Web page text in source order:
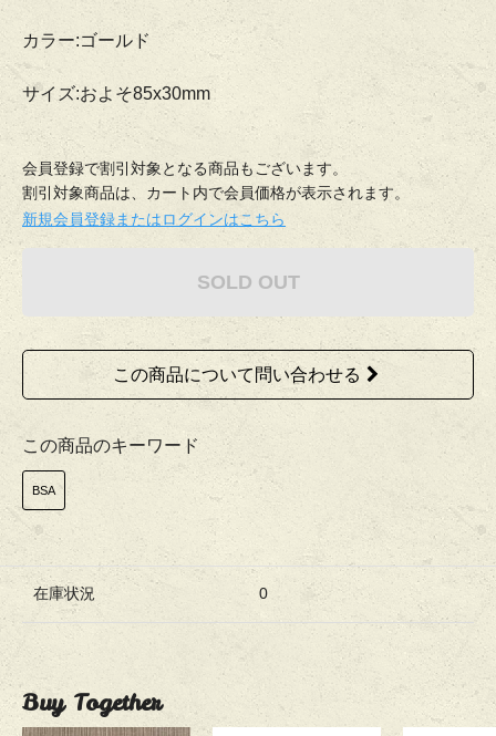
カラー:ゴールド
サイズ:およそ85x30mm
会員登録で割引対象となる商品もございます。
割引対象商品は、カート内で会員価格が表示されます。
新規会員登録またはログインはこちら
SOLD OUT
この商品について問い合わせる
この商品のキーワード
BSA
在庫状況 0
Buy Together